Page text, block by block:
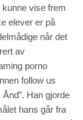
vise frem
elever er på
når det
av
porno
follow us
Han gjorde
hans går fra